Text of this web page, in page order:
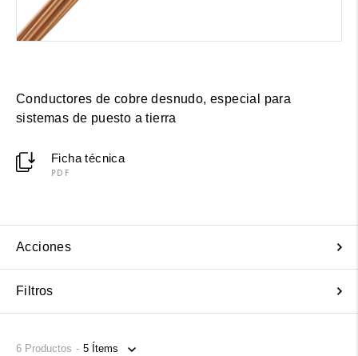
Conductores de cobre desnudo, especial para
sistemas de puesto a tierra
Ficha técnica
PDF
Acciones
Filtros
6 Productos